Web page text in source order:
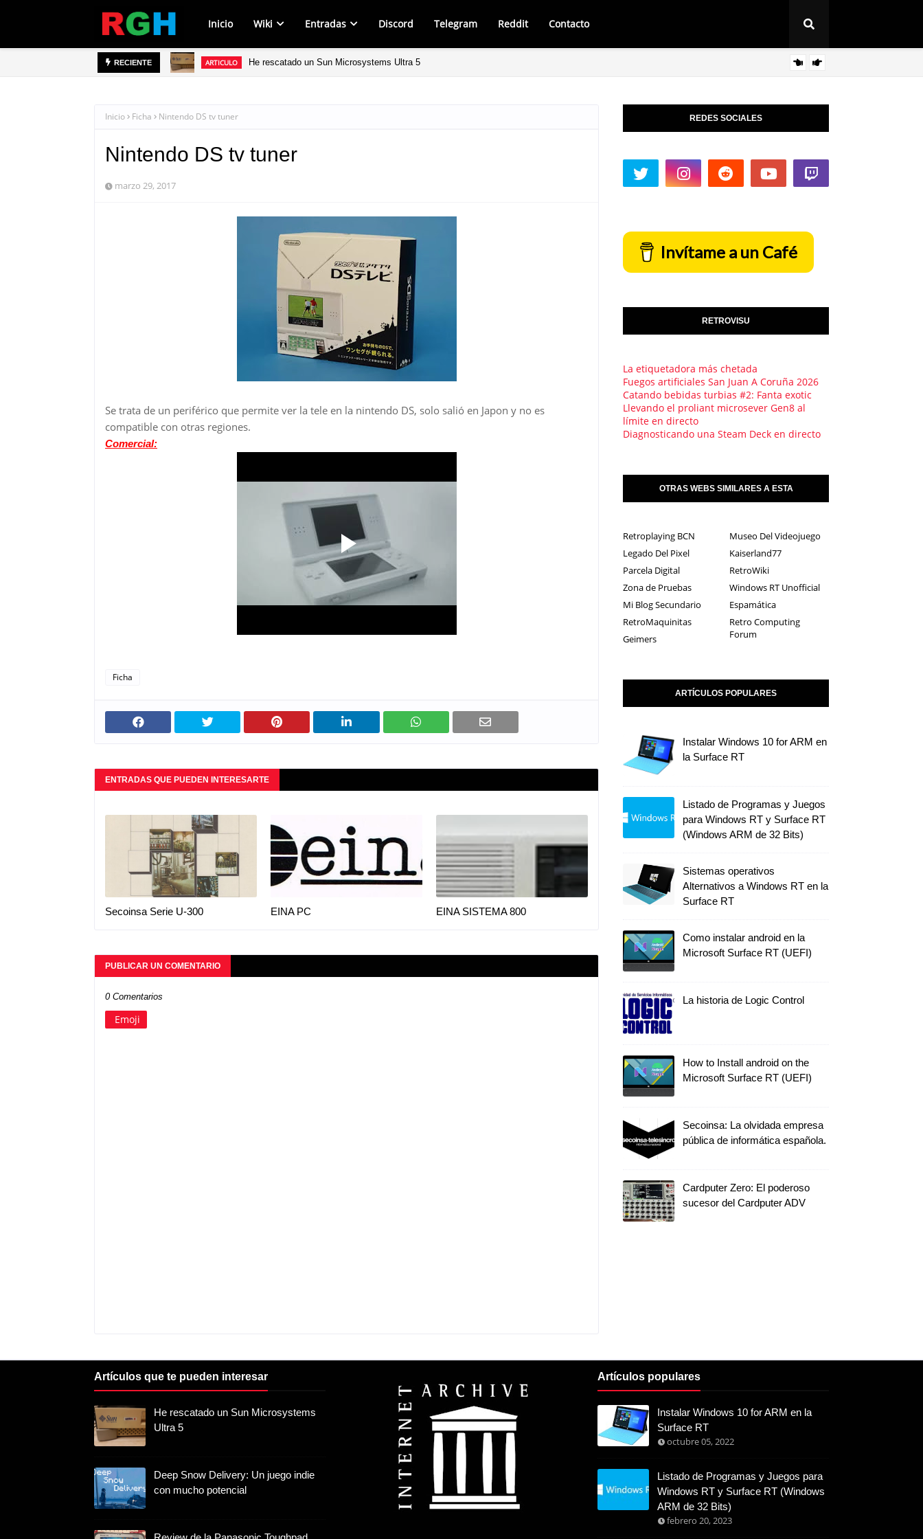
Inicio Wiki Entradas Discord Telegram Reddit Contacto
RECIENTE ARTICULO He rescatado un Sun Microsystems Ultra 5
Inicio Ficha Nintendo DS tv tuner
Nintendo DS tv tuner
marzo 29, 2017
Se trata de un periférico que permite ver la tele en la nintendo DS, solo salió en Japon y no es
compatible con otras regiones.
Comercial:
Ficha
ENTRADAS QUE PUEDEN INTERESARTE
Secoinsa Serie U-300 EINA PC EINA SISTEMA 800
PUBLICAR UN COMENTARIO
0 Comentarios
Emoji
REDES SOCIALES
Invítame a un Café
RETROVISU
La etiquetadora más chetada
Fuegos artificiales San Juan A Coruña 2026
Catando bebidas turbias #2: Fanta exotic
Llevando el proliant microsever Gen8 al
límite en directo
Diagnosticando una Steam Deck en directo
OTRAS WEBS SIMILARES A ESTA
Retroplaying BCN
Museo Del Videojuego
Legado Del Pixel
Kaiserland77
Parcela Digital
RetroWiki
Zona de Pruebas
Windows RT Unofficial
Mi Blog Secundario
Espamática
RetroMaquinitas
Retro Computing
Forum
Geimers
ARTÍCULOS POPULARES
Instalar Windows 10 for ARM en
la Surface RT
Listado de Programas y Juegos
para Windows RT y Surface RT
(Windows ARM de 32 Bits)
Sistemas operativos
Alternativos a Windows RT en la
Surface RT
Como instalar android en la
Microsoft Surface RT (UEFI)
La historia de Logic Control
How to Install android on the
Microsoft Surface RT (UEFI)
Secoinsa: La olvidada empresa
pública de informática española.
Cardputer Zero: El poderoso
sucesor del Cardputer ADV
Artículos que te pueden interesar
He rescatado un Sun Microsystems
Ultra 5
Deep Snow Delivery: Un juego indie
con mucho potencial
Artículos populares
Instalar Windows 10 for ARM en la
Surface RT
octubre 05, 2022
Listado de Programas y Juegos para
Windows RT y Surface RT (Windows
ARM de 32 Bits)
febrero 20, 2023